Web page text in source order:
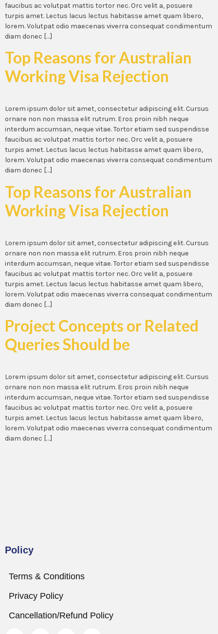
faucibus ac volutpat mattis tortor nec. Orc velit a, posuere
turpis amet. Lectus lacus lectus habitasse amet quam libero,
lorem. Volutpat odio maecenas viverra consequat condimentum
diam donec […]
Top Reasons for Australian
Working Visa Rejection
Lorem ipsum dolor sit amet, consectetur adipiscing elit. Cursus
ornare non non massa elit rutrum. Eros proin nibh neque
interdum accumsan, neque vitae. Tortor etiam sed suspendisse
faucibus ac volutpat mattis tortor nec. Orc velit a, posuere
turpis amet. Lectus lacus lectus habitasse amet quam libero,
lorem. Volutpat odio maecenas viverra consequat condimentum
diam donec […]
Top Reasons for Australian
Working Visa Rejection
Lorem ipsum dolor sit amet, consectetur adipiscing elit. Cursus
ornare non non massa elit rutrum. Eros proin nibh neque
interdum accumsan, neque vitae. Tortor etiam sed suspendisse
faucibus ac volutpat mattis tortor nec. Orc velit a, posuere
turpis amet. Lectus lacus lectus habitasse amet quam libero,
lorem. Volutpat odio maecenas viverra consequat condimentum
diam donec […]
Project Concepts or Related
Queries Should be
Lorem ipsum dolor sit amet, consectetur adipiscing elit. Cursus
ornare non non massa elit rutrum. Eros proin nibh neque
interdum accumsan, neque vitae. Tortor etiam sed suspendisse
faucibus ac volutpat mattis tortor nec. Orc velit a, posuere
turpis amet. Lectus lacus lectus habitasse amet quam libero,
lorem. Volutpat odio maecenas viverra consequat condimentum
diam donec […]
Policy
Terms & Conditions
Privacy Policy
Cancellation/Refund Policy